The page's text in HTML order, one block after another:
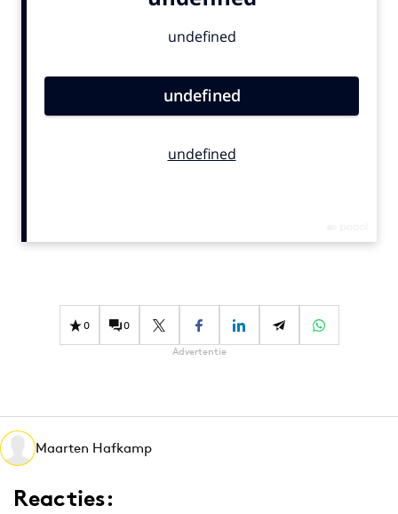
Gedragsverandering
Influencer marketing
Media
Merkstrategie
PR
Programmatic
0 0
Advertentie
Maarten Hafkamp
Reacties: